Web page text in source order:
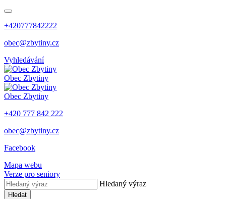
+420777842222
obec@zbytiny.cz
Vyhledávání
Obec Zbytiny
Obec Zbytiny
+420 777 842 222
obec@zbytiny.cz
Facebook
Mapa webu
Verze pro seniory
Hledaný výraz
Hledat